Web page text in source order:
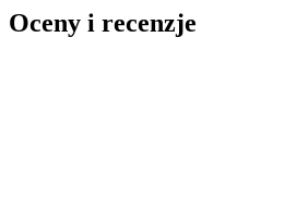
Oceny i recenzje